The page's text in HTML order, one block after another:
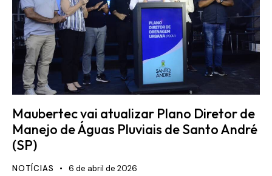
Maubertec vai atualizar Plano Diretor de
Manejo de Águas Pluviais de Santo André
(SP)
NOTÍCIAS 6 de abril de 2026